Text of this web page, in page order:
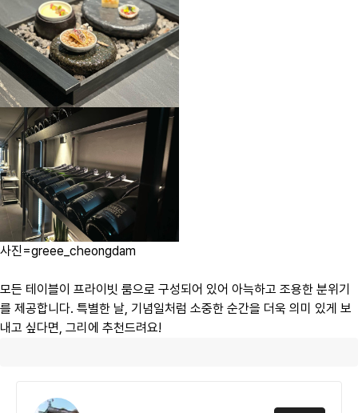
사진=greee_cheongdam
모든 테이블이 프라이빗 룸으로 구성되어 있어 아늑하고 조용한 분위기
를 제공합니다. 특별한 날, 기념일처럼 소중한 순간을 더욱 의미 있게 보
내고 싶다면, 그리에 추천드려요!